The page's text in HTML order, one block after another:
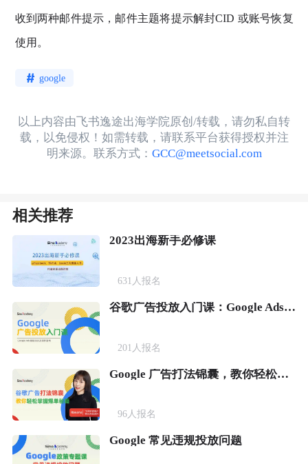
收到两种邮件提示，邮件主题将提示解封CID 或账号恢复
使用。
google
以上内容由飞书逸途出海学院原创/转载，请勿私自转
载，以免侵权！如需转载，请联系平台获得授权并注
明来源。联系方式： GCC@meetsocial.com
相关推荐
2023出海新手必修课
631 人报名
谷歌广告投放入门课：Google Ads基础知识及操作指南
201 人报名
Google 广告打法锦囊，教你轻松掌握爆单秘籍
96人报名
Google 常见违规投放问题